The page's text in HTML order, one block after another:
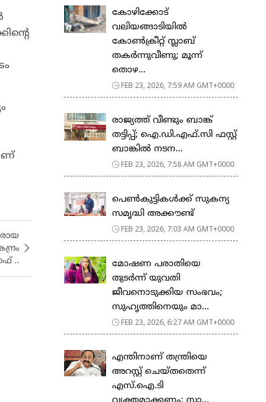
..
കോഴിക്കോട്
വലിയങ്ങാടിയിൽ
കോൺക്രീറ്റ് സ്ലാബ്
തകർന്നുവീണു; മൂന്ന്
തൊഴ...
FEB 23, 2026, 7:59 AM GMT+0000
രാജ്യത്ത് വീണ്ടും ബാങ്ക്
തട്ടിപ്പ്; ഐ.ഡി.എഫ്.സി ഫസ്റ്റ്
ബാങ്കിൽ നടന...
FEB 23, 2026, 7:58 AM GMT+0000
പെ​ൺ​കു​ട്ടി​ക​ൾ​ക്ക് സു​ക​ന്യ
സ​മൃ​ദ്ധി അ​ക്കൗ​ണ്ട്
FEB 23, 2026, 7:03 AM GMT+0000
മോഷണ പരാതിയെ
തുടര്‍ന്ന് യുവതി
ജീവനൊടുക്കിയ സംഭവം;
സുഹൃത്തിനെയും മാ...
FEB 23, 2026, 6:27 AM GMT+0000
എന്തിനാണ് തന്ത്രിയെ
അറസ്റ്റ് ചെയ്തതെന്ന്
എസ്.ഐ.ടി